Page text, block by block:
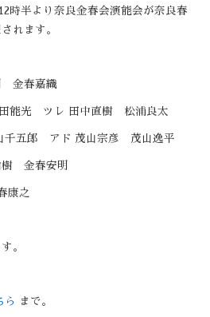
時半より奈良金春会演能会が奈良春
れます。
金春嘉織
ツレ 田中直樹 松浦良太
五郎 アド 茂山宗彦 茂山逸平
金春安明
之
。
ら まで。